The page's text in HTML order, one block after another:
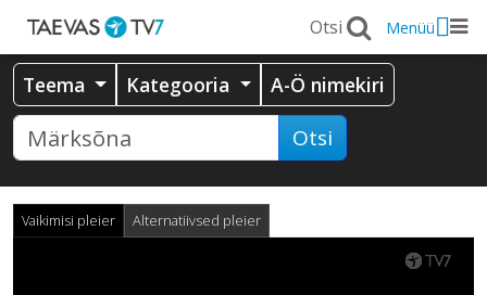
Menüü
Teema Kategooria A-Ö nimekiri
Otsi
Vaikimisi pleier Alternatiivsed pleier